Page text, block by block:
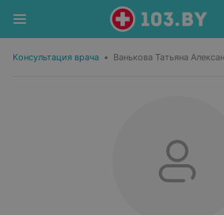
Консультация врача • Ванькова Татьяна